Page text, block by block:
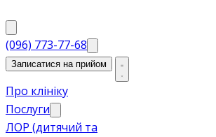
(096) 773-77-68
Записатися на прийом
Про клініку
Послуги
ЛОР (дитячий та